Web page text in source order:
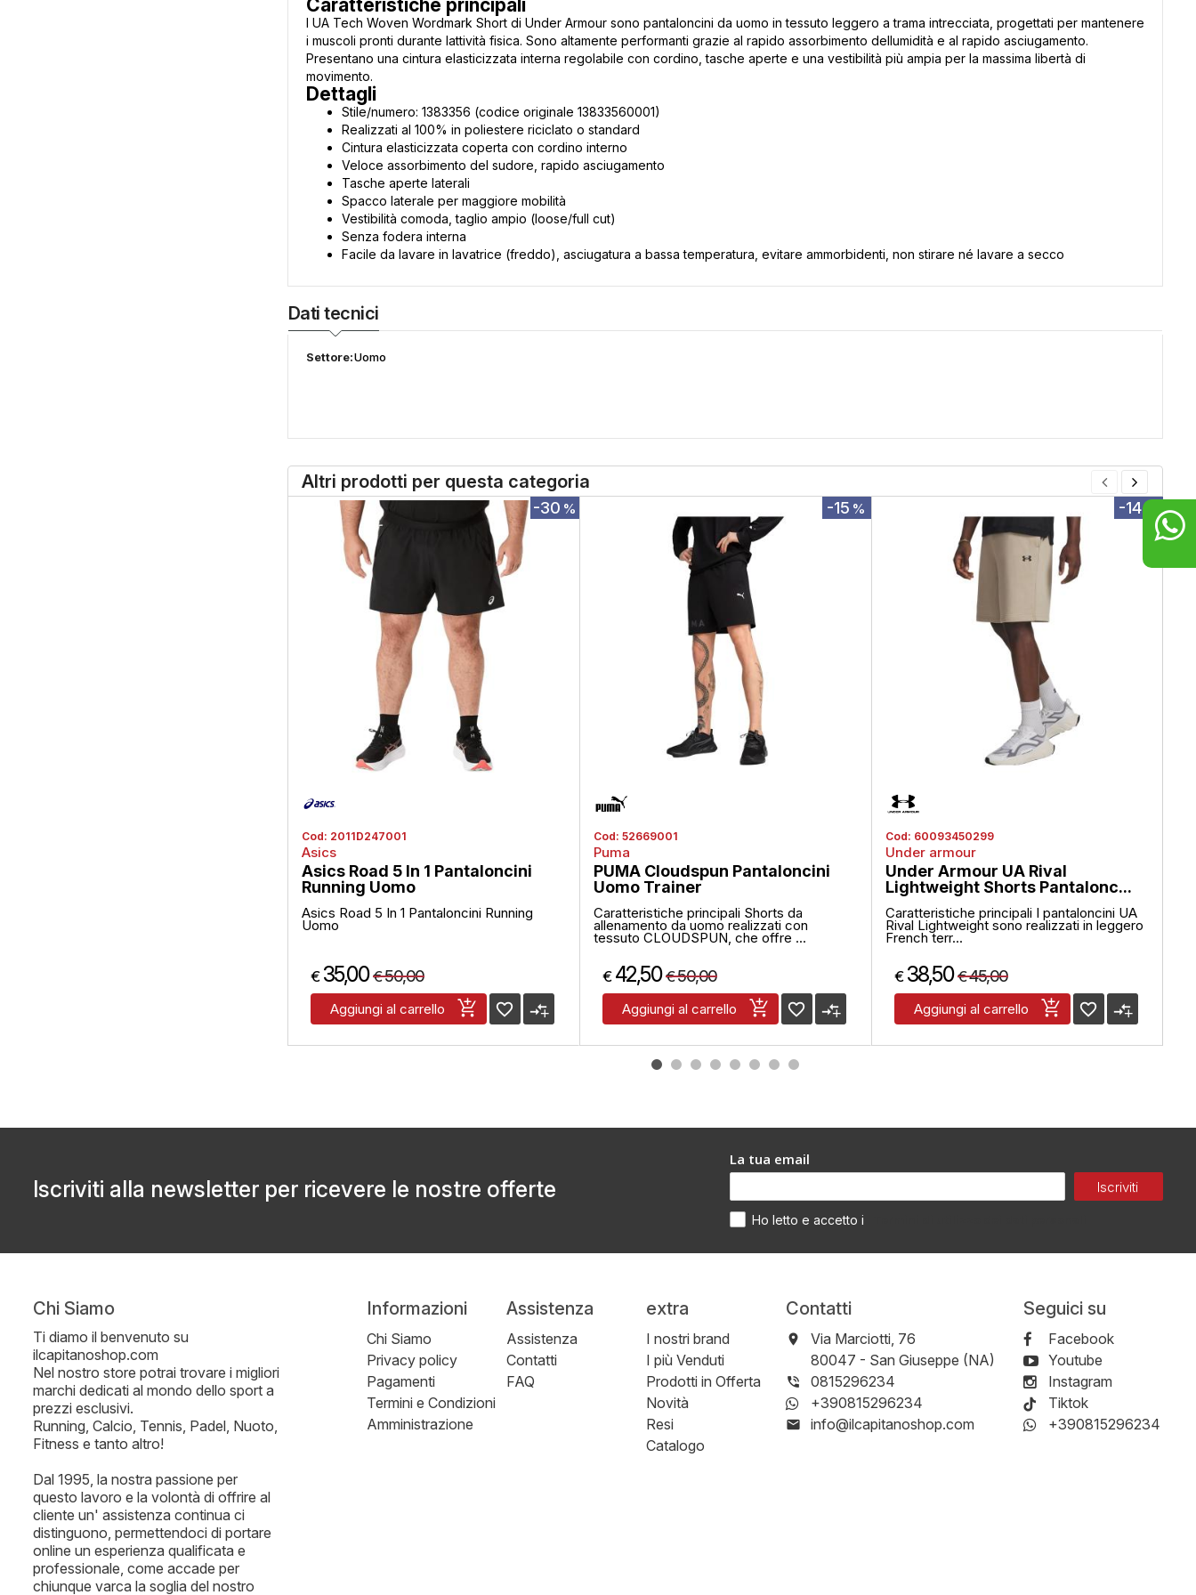
Caratteristiche principali
I UA Tech Woven Wordmark Short di Under Armour sono pantaloncini da uomo in tessuto leggero a trama intrecciata, progettati per mantenere
i muscoli pronti durante lattività fisica. Sono altamente performanti grazie al rapido assorbimento dellumidità e al rapido asciugamento.
Presentano una cintura elasticizzata interna regolabile con cordino, tasche aperte e una vestibilità più ampia per la massima libertà di
movimento.
Dettagli
Stile/numero: 1383356 (codice originale 13833560001)
Realizzati al 100% in poliestere riciclato o standard
Cintura elasticizzata coperta con cordino interno
Veloce assorbimento del sudore, rapido asciugamento
Tasche aperte laterali
Spacco laterale per maggiore mobilità
Vestibilità comoda, taglio ampio (loose/full cut)
Senza fodera interna
Facile da lavare in lavatrice (freddo), asciugatura a bassa temperatura, evitare ammorbidenti, non stirare né lavare a secco
Dati tecnici
Settore:Uomo
Altri prodotti per questa categoria
-30 %
Cod: 2011D247001
Asics
Asics Road 5 In 1 Pantaloncini
Running Uomo
Asics Road 5 In 1 Pantaloncini Running
Uomo
€ 35,00 €50,00
Aggiungi al carrello favorite_border compare_arrows
-15 %
Cod: 52669001
Puma
PUMA Cloudspun Pantaloncini
Uomo Trainer
Caratteristiche principali Shorts da
allenamento da uomo realizzati con
tessuto CLOUDSPUN, che offre ...
€ 42,50 €50,00
Aggiungi al carrello favorite_border compare_arrows
-14%
Cod: 60093450299
Under armour
Under Armour UA Rival
Lightweight Shorts Pantalonc...
Caratteristiche principali I pantaloncini UA
Rival Lightweight sono realizzati in leggero
French terr...
€ 38,50 €45,00
Aggiungi al carrello favorite_border compare_arrows
Iscriviti alla newsletter per ricevere le nostre offerte
La tua email
Iscriviti
Ho letto e accetto i
Chi Siamo
Ti diamo il benvenuto su
ilcapitanoshop.com
Nel nostro store potrai trovare i migliori
marchi dedicati al mondo dello sport a
prezzi esclusivi.
Running, Calcio, Tennis, Padel, Nuoto,
Fitness e tanto altro!
Dal 1995, la nostra passione per
questo lavoro e la volontà di offrire al
cliente un' assistenza continua ci
distinguono, permettendoci di portare
online un esperienza qualificata e
professionale, come accade per
chiunque varca la soglia del nostro
Informazioni
Chi Siamo
Privacy policy
Pagamenti
Termini e Condizioni
Amministrazione
Assistenza
Assistenza
Contatti
FAQ
extra
I nostri brand
I più Venduti
Prodotti in Offerta
Novità
Resi
Catalogo
Contatti
Via Marciotti, 76
-
80047 - San Giuseppe (NA)
0815296234
+390815296234
info@ilcapitanoshop.com
Seguici su
Facebook
Youtube
Instagram
Tiktok
+390815296234